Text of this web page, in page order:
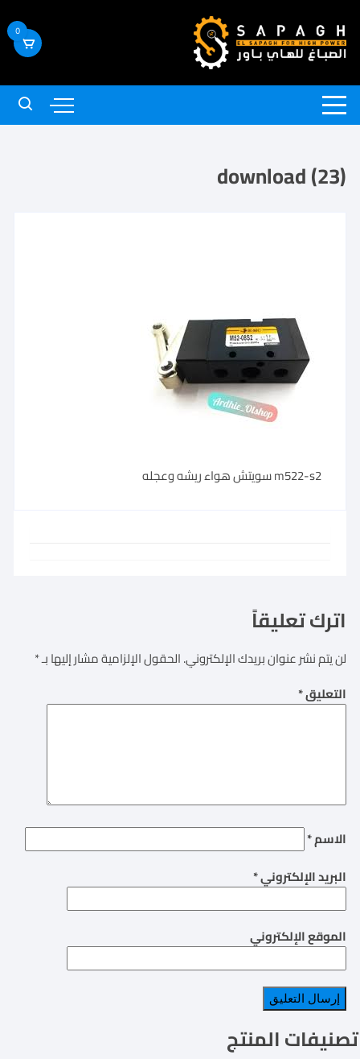
0
download (23)
m522-s2 سويتش هواء ريشه وعجله
اترك تعليقاً
لن يتم نشر عنوان بريدك الإلكتروني.الحقول الإلزامية مشار إليها بـ*
التعليق*
الاسم*
البريد الإلكتروني*
الموقع الإلكتروني
تصنيفات المنتج